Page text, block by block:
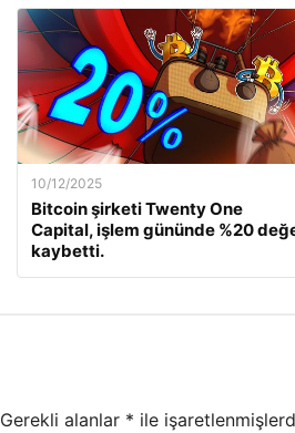
10/12/2025
Bitcoin şirketi Twenty One
Capital, işlem gününde %20
kaybetti.
Gerekli alanlar * ile